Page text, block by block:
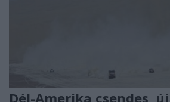
Dél-Amerika csendes,